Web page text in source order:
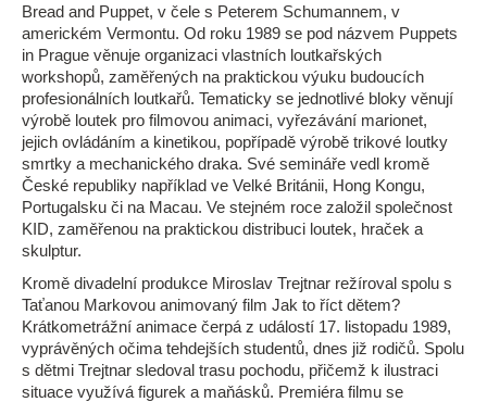
Bread and Puppet, v čele s Peterem Schumannem, v
americkém Vermontu. Od roku 1989 se pod názvem Puppets
in Prague věnuje organizaci vlastních loutkařských
workshopů, zaměřených na praktickou výuku budoucích
profesionálních loutkařů. Tematicky se jednotlivé bloky věnují
výrobě loutek pro filmovou animaci, vyřezávání marionet,
jejich ovládáním a kinetikou, popřípadě výrobě trikové loutky
smrtky a mechanického draka. Své semináře vedl kromě
České republiky například ve Velké Británii, Hong Kongu,
Portugalsku či na Macau. Ve stejném roce založil společnost
KID, zaměřenou na praktickou distribuci loutek, hraček a
skulptur.
Kromě divadelní produkce Miroslav Trejtnar režíroval spolu s
Taťanou Markovou animovaný film Jak to říct dětem?
Krátkometrážní animace čerpá z událostí 17. listopadu 1989,
vyprávěných očima tehdejších studentů, dnes již rodičů. Spolu
s dětmi Trejtnar sledoval trasu pochodu, přičemž k ilustraci
situace využívá figurek a maňásků. Premiéra filmu se